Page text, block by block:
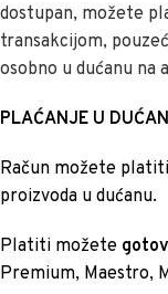
dostupan, možete
transakcijom,
osobno u dućanu na
PLAĆANJE U
Račun možete
proizvoda u dućanu.
Platiti možete
Premium, Maestro,